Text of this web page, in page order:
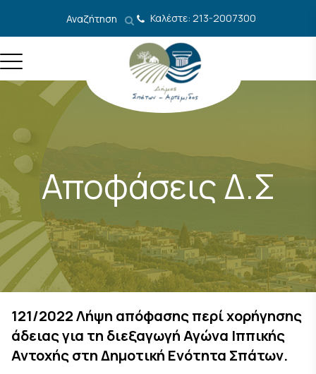
Αναζήτηση Καλέστε: 213-2007300
Αποφάσεις Δ.Σ
121/2022 Λήψη απόφασης περί χορήγησης
άδειας για τη διεξαγωγή Αγώνα Ιππικής
Αντοχής στη Δημοτική Ενότητα Σπάτων.